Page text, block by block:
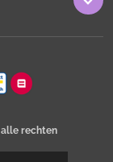
alle rechten